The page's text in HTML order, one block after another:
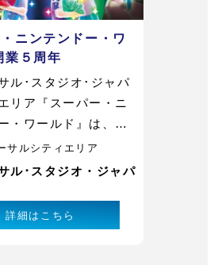
ニンテンドー・ワ
業５周年
ル･スタジオ･ジャパ
リア『スーパー・ニ
・ワールド』は、
18日に開業し、今年
年を迎えます。仲間と
底から“一致団結”感
した期間限定の特別
サルシティエリア
ル･スタジオ・ジャパ
詳細はこちら